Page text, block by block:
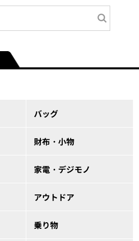
バッグ
財布・小物
家電・デジモノ
アウトドア
乗り物